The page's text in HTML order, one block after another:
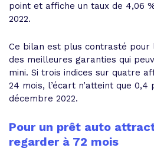
point et affiche un taux de 4,06
2022.
Ce bilan est plus contrasté
des meilleures garanties qui
mini. Si trois indices sur quatre
24 mois, l’écart n’atteint que
décembre 2022.
Pour un prêt auto
regarder à 72 mois